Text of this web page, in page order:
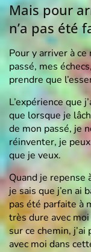
Mais pour
n’a pas été
Pour y arriver à
passé, mes
prendre que
L’expérience que
que lorsque je
de mon passé, je
réinventer, je
que je veux.
Quand je repense
je sais que j’en ai
pas été parfaite à
très dure avec
sur ce chemin,
avec moi dans